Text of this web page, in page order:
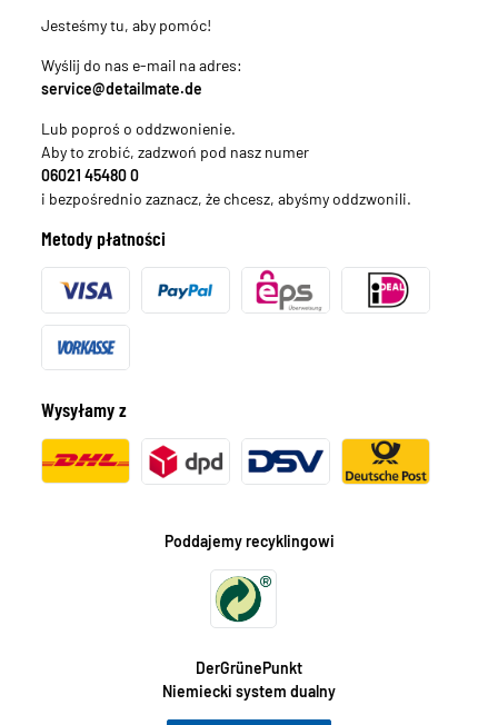
Jesteśmy tu, aby pomóc!
Wyślij do nas e-mail na adres:
service@detailmate.de
Lub poproś o oddzwonienie.
Aby to zrobić, zadzwoń pod nasz numer
06021 45480 0
i bezpośrednio zaznacz, że chcesz, abyśmy oddzwonili.
Metody płatności
Wysyłamy z
Poddajemy recyklingowi
DerGrünePunkt
Niemiecki system dualny